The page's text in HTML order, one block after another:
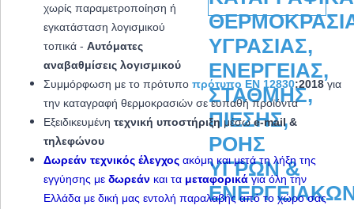
χωρίς παραμετροποίηση ή
εγκατάσταση λογισμικού
τοπικά - Αυτόματες
αναβαθμίσεις λογισμικού
Συμμόρφωση με το πρότυπο πρότυπο EN 12830:2018 για
την καταγραφή θερμοκρασιών σε ευπαθή προϊόντα
Εξειδικευμένη τεχνική υποστήριξη μέσωe-mail &
τηλεφώνου
Δωρεάν τεχνικός έλεγχος ακόμη και μετά τη λήξη της
εγγύησης με δωρεάν και τα μεταφορικάγια όλη την
Ελλάδα με δική μας εντολή παραλαβής από το χώρο σας